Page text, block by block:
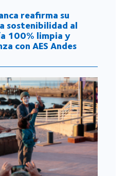
reafirma su
sostenibilidad al
100% limpia y
con AES Andes